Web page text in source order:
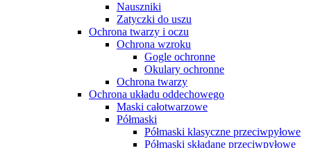
Nauszniki
Zatyczki do uszu
Ochrona twarzy i oczu
Ochrona wzroku
Gogle ochronne
Okulary ochronne
Ochrona twarzy
Ochrona układu oddechowego
Maski całotwarzowe
Półmaski
Półmaski klasyczne przeciwpyłowe
Półmaski składane przeciwpyłowe